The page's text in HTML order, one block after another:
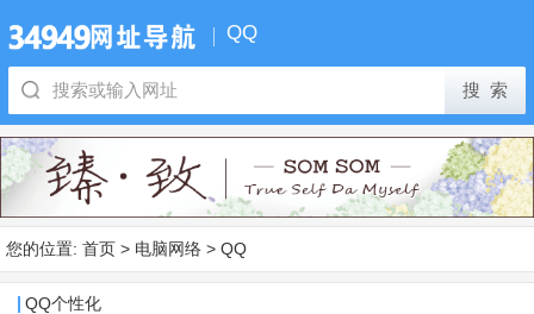
QQ
您的位置: 首页 > 电脑网络 > QQ
QQ个性化